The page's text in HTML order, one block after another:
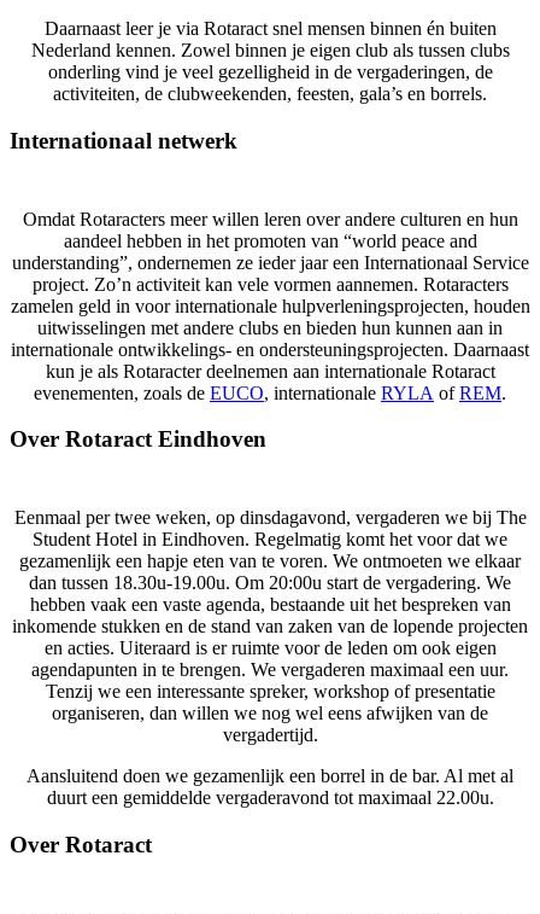
Daarnaast leer je via Rotaract snel mensen binnen én buiten
Nederland kennen. Zowel binnen je eigen club als tussen clubs
onderling vind je veel gezelligheid in de vergaderingen, de
activiteiten, de clubweekenden, feesten, gala’s en borrels.
Internationaal netwerk
Omdat Rotaracters meer willen leren over andere culturen en hun
aandeel hebben in het promoten van “world peace and
understanding”, ondernemen ze ieder jaar een Internationaal Service
project. Zo’n activiteit kan vele vormen aannemen. Rotaracters
zamelen geld in voor internationale hulpverleningsprojecten, houden
uitwisselingen met andere clubs en bieden hun kunnen aan in
internationale ontwikkelings- en ondersteuningsprojecten. Daarnaast
kun je als Rotaracter deelnemen aan internationale Rotaract
evenementen, zoals de EUCO, internationale RYLA ofREM.
Over Rotaract Eindhoven
Eenmaal per twee weken, op dinsdagavond, vergaderen we bij The
Student Hotel in Eindhoven. Regelmatig komt het voor dat we
gezamenlijk een hapje eten van te voren. We ontmoeten we elkaar
dan tussen 18.30u-19.00u. Om 20:00u start de vergadering. We
hebben vaak een vaste agenda, bestaande uit het bespreken van
inkomende stukken en de stand van zaken van de lopende projecten
en acties. Uiteraard is er ruimte voor de leden om ook eigen
agendapunten in te brengen. We vergaderen maximaal een uur.
Tenzij we een interessante spreker, workshop of presentatie
organiseren, dan willen we nog wel eens afwijken van de
vergadertijd.
Aansluitend doen we gezamenlijk een borrel in de bar. Al met al
duurt een gemiddelde vergaderavond tot maximaal 22.00u.
Over Rotaract